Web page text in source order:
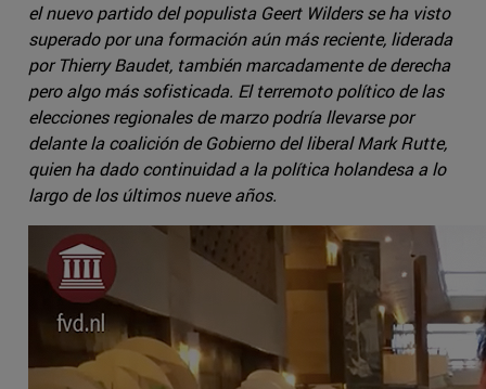
el nuevo partido del populista Geert Wilders se ha visto
superado por una formación aún más reciente, liderada
por Thierry Baudet, también marcadamente de derecha
pero algo más sofisticada. El terremoto político de las
elecciones regionales de marzo podría llevarse por
delante la coalición de Gobierno del liberal Mark Rutte,
quien ha dado continuidad a la política holandesa a lo
largo de los últimos nueve años.